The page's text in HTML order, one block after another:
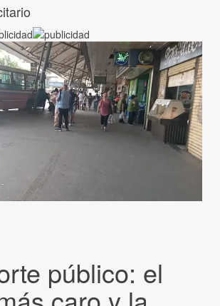
público: el